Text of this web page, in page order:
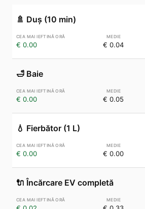
🚿 Duș (10 min)
€ 0.00 € 0.04
🛁 Baie
€ 0.00 € 0.05
💧 Fierbător (1 L)
€ 0.00 € 0.00
🔌 Încărcare EV completă